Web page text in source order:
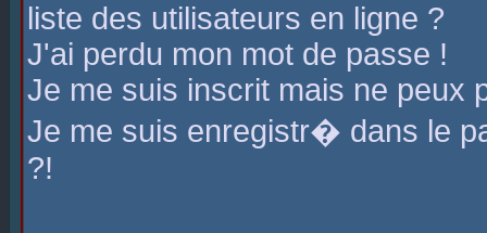
liste des utilisateurs en ligne ?
J'ai perdu mon mot de passe !
Je me suis inscrit mais ne peux
Je me suis enregistr� dans le
?!